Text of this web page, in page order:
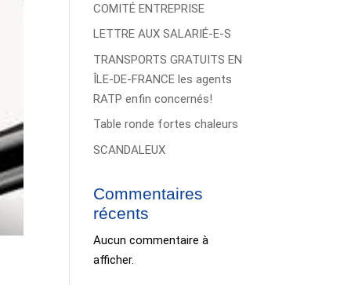
COMITÉ ENTREPRISE
LETTRE AUX SALARIÉ-E-S
TRANSPORTS GRATUITS EN
ÎLE-DE-FRANCE les agents
RATP enfin concernés!
Table ronde fortes chaleurs
SCANDALEUX
Commentaires
récents
Aucun commentaire à
afficher.